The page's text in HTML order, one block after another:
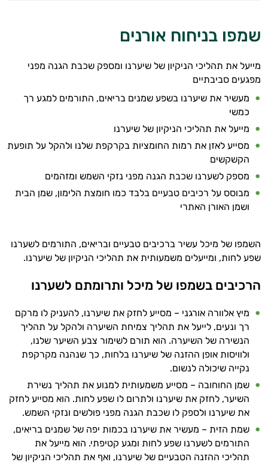
שמפו בניחוח אורנים
מייעל את תהליכי הניקיון של שיערנו ומספק שכבת הגנה מפני
מפגעים סביבתיים
מעשיר את שיערנו בשפע שמנים בריאים, התורמים למגע רך
כמשי
מייעל את תהליכי הניקיון של שיערנו
מסייע לאזן את רמות החומציות בקרקפת שלנו ולהקל על תופעת
הקשקשים
מספק לשערנו שכבת הגנה מפני נזקי השמש ומזהמים
מבוסס על רכיבים טבעיים בלבד כמו חומצת הלימון, שמן הבית
ושמן האורן האתרי
השמפו של מיכל עשיר ברכיבים טבעיים ובריאים, התורמים לשערנו
שפע לחות, ומייעלים משמעותית את תהליכי הניקיון של שיערנו.
הרכיבים בשמפו של מיכל ותרומתם לשערנו
מיץ אלוורה אורגני – מסייע לחזק את שיערנו, להעניק לו מרקם
רך ונעים, לייעל את תהליך צמיחת השיערה ולהקל על תהליך
הנשירה של השיערה. הוא תורם לשימור צבע השיער שלנו,
ולוויסות אופן ההזנה של שיערנו בלחות, כך שנהנה מקרקפת
נקייה שיכולה לנשום.
שמן החוחובה – מסייע משמעותית למנוע את תהליך נשירת
השיער, לחזק את שיערנו ולתרום לו שפע לחות. הוא מסייע לחזק
את שיערנו ולספק לו שכבת הגנה מפני פולשים ונזקי השמש.
שמת הזית – מעשיר את שיערנו בכמות יפה של שמנים בריאים,
התורמים לשערנו שפע לחות ומגע קטיפתי. הוא מייעל את
תהליכי ההזנה הטבעיים של שיערנו, ואף את תהליכי הניקיון של